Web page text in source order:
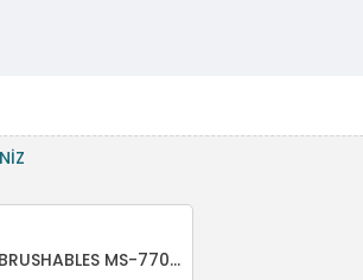
ZIG BRUSHABLES MS-7700 6/VBR 6 LI SET